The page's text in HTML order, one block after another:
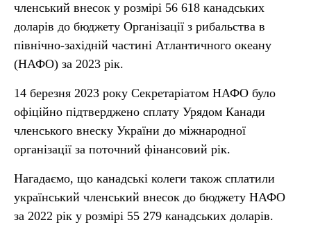
членський внесок у розмірі 56 618 канадських
доларів до бюджету Організації з рибальства в
північно-західній частині Атлантичного океану
(НАФО) за 2023 рік.
14 березня 2023 року Секретаріатом НАФО було
офіційно підтверджено сплату Урядом Канади
членського внеску України до міжнародної
організації за поточний фінансовий рік.
Нагадаємо, що канадські колеги також сплатили
український членський внесок до бюджету НАФО
за 2022 рік у розмірі 55 279 канадських доларів.